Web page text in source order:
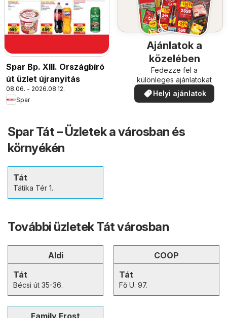
Spar Bp. XIII. Országbíró
út üzlet újranyitás
08.06. - 2026.08.12.
Spar
Ajánlatok a
közelében
Fedezze fel a
különleges ajánlatokat
Helyi ajánlatok
Spar Tát – Üzletek a városban és
környékén
Tát
Tátika Tér 1.
További üzletek Tát városban
Aldi
Tát
Bécsi út 35-36.
COOP
Tát
Fő U. 97.